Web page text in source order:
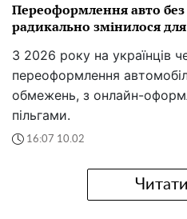
Переоформлення авто без
радикально змінилося для
З 2026 року на українців
переоформлення
обмежень, з онлайн-
пільгами.
16:07 10.02